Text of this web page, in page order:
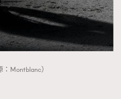
：Montblanc）